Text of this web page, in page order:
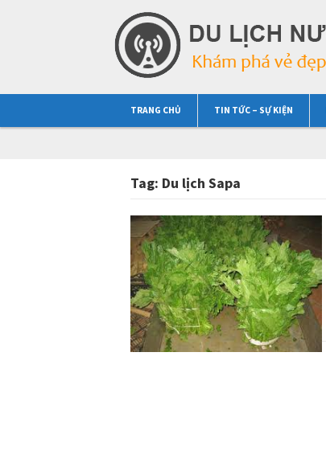
TRANG CHỦ TIN TỨC – SỰ KIỆN
Tag: Du lịch Sapa